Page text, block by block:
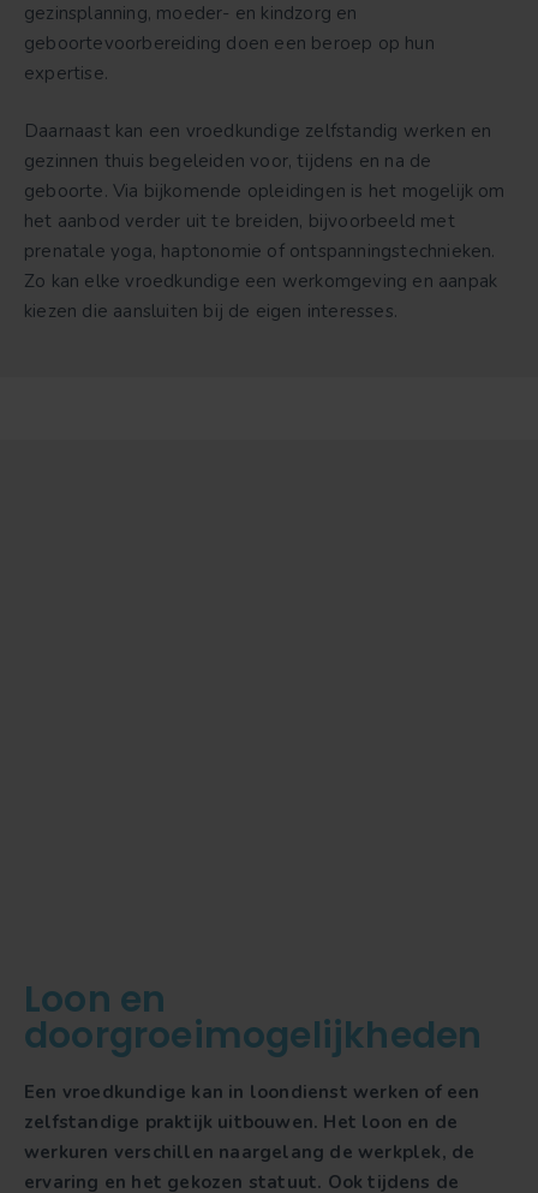
gezinsplanning, moeder- en kindzorg en
geboortevoorbereiding doen een beroep op hun
expertise.
Daarnaast kan een vroedkundige zelfstandig werken en
gezinnen thuis begeleiden voor, tijdens en na de
geboorte. Via bijkomende opleidingen is het mogelijk om
het aanbod verder uit te breiden, bijvoorbeeld met
prenatale yoga, haptonomie of ontspanningstechnieken.
Zo kan elke vroedkundige een werkomgeving en aanpak
kiezen die aansluiten bij de eigen interesses.
Loon en
doorgroeimogelijkheden
Een vroedkundige kan in loondienst werken of een
zelfstandige praktijk uitbouwen. Het loon en de
werkuren verschillen naargelang de werkplek, de
ervaring en het gekozen statuut. Ook tijdens de